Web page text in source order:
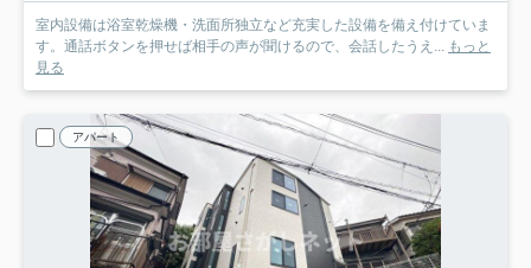
室内設備は浴室乾燥機・洗面所独立など充実した設備を備え付けていま
す。通話ボタンを押せば相手の声が聞けるので、会話したうえ... もっと
見る
アパート